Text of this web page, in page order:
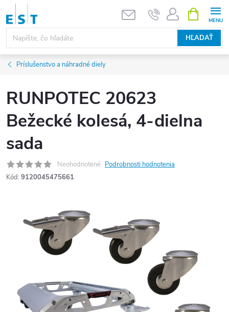
Prejsť
obsah
HĽADAŤ
KOŠÍK
Príslušenstvo a náhradné diely
RUNPOTEC 20623
Bežecké kolesá, 4-dielna
sada
Neohodnotené Podrobnosti hodnotenia
Kód: 9120045475661